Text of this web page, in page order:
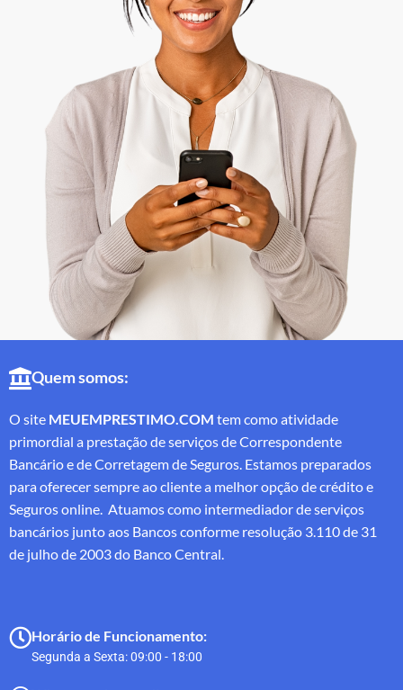
Quem somos:
O site MEUEMPRESTIMO.COM tem como atividade
primordial a prestação de serviços de Correspondente
Bancário e de Corretagem de Seguros. Estamos preparados
para oferecer sempre ao cliente a melhor opção de crédito e
Seguros online. Atuamos como intermediador de serviços
bancários junto aos Bancos conforme resolução 3.110 de 31
de julho de 2003 do Banco Central.
Horário de Funcionamento:
Segunda a Sexta: 09:00 - 18:00